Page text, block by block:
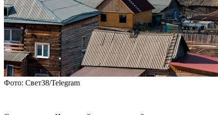
Фото: Свет38/Telegram